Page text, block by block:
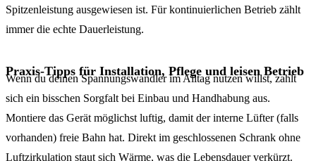
Spitzenleistung ausgewiesen ist. Für kontinuierlichen Betrieb zählt
immer die echte Dauerleistung.
Praxis-Tipps für Installation, Pflege und leisen Betrieb
Wenn du deinen Spannungswandler im Alltag nutzen willst, zahlt
sich ein bisschen Sorgfalt bei Einbau und Handhabung aus.
Montiere das Gerät möglichst luftig, damit der interne Lüfter (falls
vorhanden) freie Bahn hat. Direkt im geschlossenen Schrank ohne
Luftzirkulation staut sich Wärme, was die Lebensdauer verkürzt.